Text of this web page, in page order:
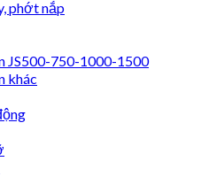
phớt nắp
JS500-750-1000-1500
khác